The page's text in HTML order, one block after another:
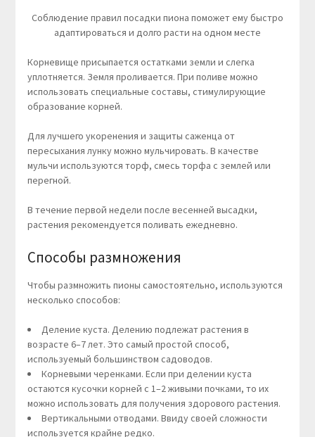
Соблюдение правил посадки пиона поможет ему быстро
адаптироваться и долго расти на одном месте
Корневище присыпается остатками земли и слегка
уплотняется. Земля проливается. При поливе можно
использовать специальные составы, стимулирующие
образование корней.
Для лучшего укоренения и защиты саженца от
пересыхания лунку можно мульчировать. В качестве
мульчи используются торф, смесь торфа с землей или
перегной.
В течение первой недели после весенней высадки,
растения рекомендуется поливать ежедневно.
Способы размножения
Чтобы размножить пионы самостоятельно, используются
несколько способов:
Деление куста. Делению подлежат растения в
возрасте 6–7 лет. Это самый простой способ,
используемый большинством садоводов.
Корневыми черенками. Если при делении куста
остаются кусочки корней с 1–2 живыми почками, то их
можно использовать для получения здорового растения.
Вертикальными отводами. Ввиду своей сложности
используется крайне редко.